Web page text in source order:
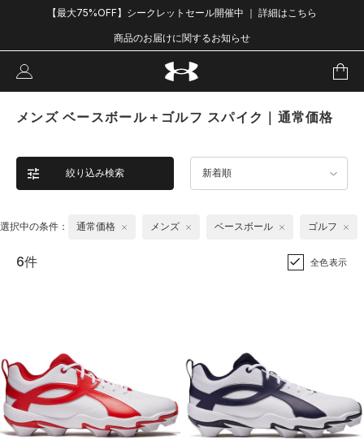
【最大75%OFF】シークレットセール開催中 ｜ 詳細はこちら
商品のお届けに関するお知らせ
メンズ ベースボール＋ゴルフ スパイク｜通常価格
絞り込み検索 新着順
選択中の条件： 通常価格 メンズ ベースボール ゴルフ
6件 全色表示